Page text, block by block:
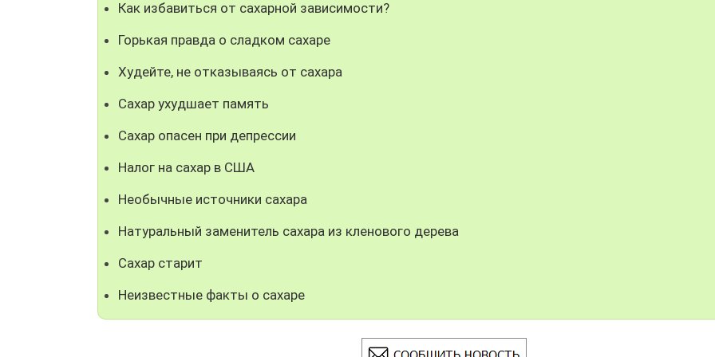
Как избавиться от сахарной зависимости?
Горькая правда о сладком сахаре
Худейте, не отказываясь от сахара
Сахар ухудшает память
Сахар опасен при депрессии
Налог на сахар в США
Необычные источники сахара
Натуральный заменитель сахара из кленового дерева
Сахар старит
Неизвестные факты о сахаре